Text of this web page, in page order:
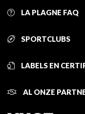
LA PLAGNE FAQ
SPORTCLUBS
LABELS EN
AL ONZE